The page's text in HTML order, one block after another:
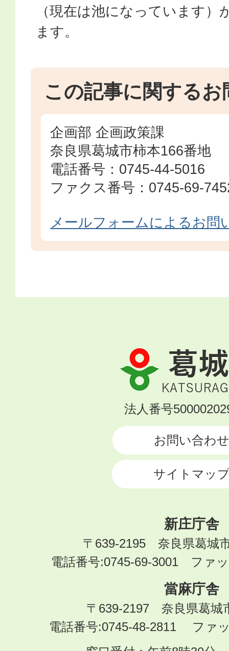
（現在は池になっています）
ます。
この記事に関するお
企画部 企画政策課
奈良県葛城市柿本166番地
電話番号：0745-44-5016
ファクス番号：0745-69-
メールフォームによるお問
葛
城
市
KATSURAGI
法人番号
お問い合わせ
サイトマッ
新庄庁舎
〒639-2195 奈良県葛城
電話番号:0745-69-3001 ファ
當麻庁舎
〒639-2197 奈良県葛城
電話番号:0745-48-2811 ファ